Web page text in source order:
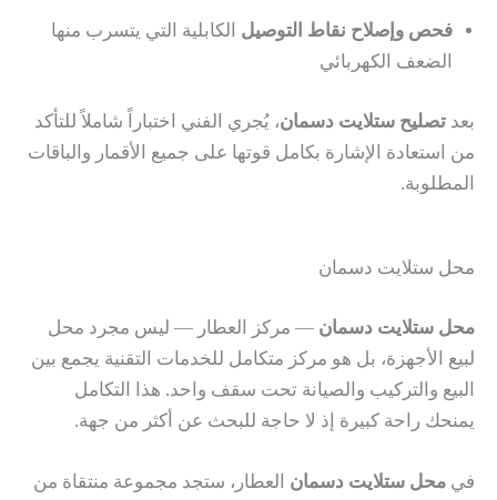
فحص وإصلاح نقاط التوصيل الكابلية التي يتسرب منها
الضعف الكهربائي
بعد تصليح ستلايت دسمان، يُجري الفني اختباراً شاملاً للتأكد
من استعادة الإشارة بكامل قوتها على جميع الأقمار والباقات
المطلوبة.
محل ستلايت دسمان
محل ستلايت دسمان — مركز العطار — ليس مجرد محل
لبيع الأجهزة، بل هو مركز متكامل للخدمات التقنية يجمع بين
البيع والتركيب والصيانة تحت سقف واحد. هذا التكامل
يمنحك راحة كبيرة إذ لا حاجة للبحث عن أكثر من جهة.
في محل ستلايت دسمان العطار، ستجد مجموعة منتقاة من